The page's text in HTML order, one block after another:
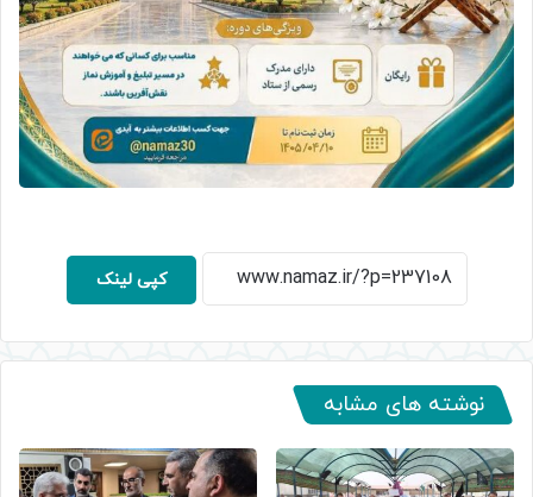
کپی لینک
نوشته های مشابه